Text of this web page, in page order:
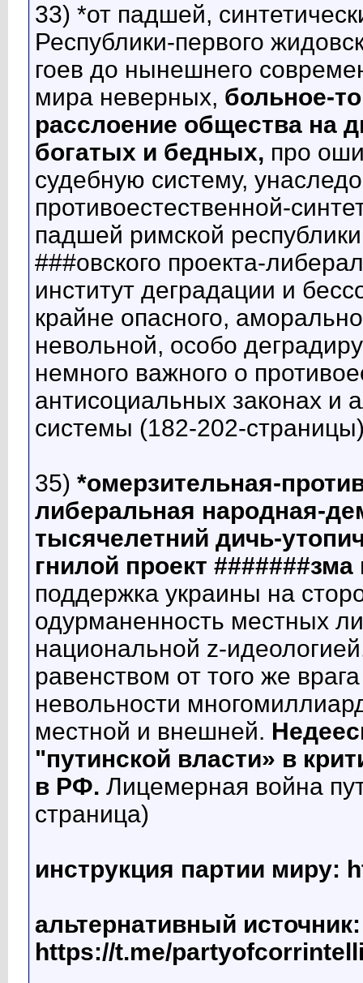
33) *от падшей,
Республики-первого
гоев до нынешнего
мира неверных, больное-
расслоение общества на
богатых и бедных, про
судебную систему,
противоестественной-
падшей римской
###овского проекта-
институт деградации и
крайне опасного,
невольной, особо
немного важного о
антисоциальных законах и
системы (182-202-
35) *омерзительная-
либеральная народная-
тысячелетний дичь-
гнилой проект
поддержка украины на
одурманенность местных
национальной z-
равенством от того же
невольности
местной и внешней.
"путинской власти» в
в РФ. Лицемерная война
страница)
инструкция партии миру:
альтернативный источник:
https://t.me/